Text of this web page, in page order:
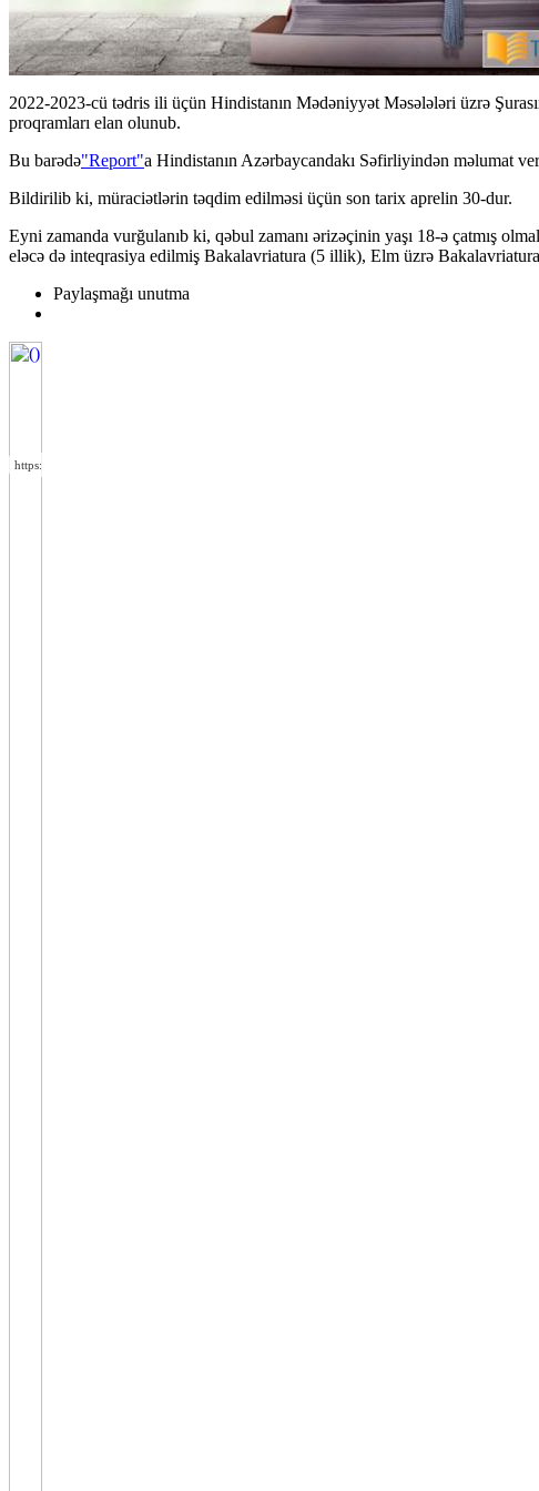
2022-2023-cü tədris ili üçün Hindistanın Mədəniyyət Məsələləri üzrə
proqramları elan olunub.
Bu barədə"Report"a Hindistanın Azərbaycandakı Səfirliyindən məlumat
Bildirilib ki, müraciətlərin təqdim edilməsi üçün son tarix aprelin 30-dur.
Eyni zamanda vurğulanıb ki, qəbul zamanı ərizəçinin yaşı 18-ə çatmış
eləcə də inteqrasiya edilmiş Bakalavriatura (5 illik), Elm üzrə
Paylaşmağı unutma
https://wa.me/994552244433